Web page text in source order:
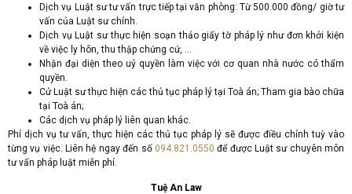
Dịch vụ Luật sư tư vấn trực tiếp tại văn phòng: Từ 500.000 đồng/ giờ tư
vấn của Luật sư chính.
Dịch vụ Luật sư thực hiện soạn thảo giấy tờ pháp lý như đơn khởi kiện
về việc ly hôn, thu thập chứng cứ, …
Nhận đại diện theo uỷ quyền làm việc với cơ quan nhà nước có thẩm
quyền.
Cử Luật sư thực hiện các thủ tục pháp lý tại Toà án; Tham gia bào chữa
tại Toà án;
Các dịch vụ pháp lý liên quan khác.
Phí dịch vụ tư vấn, thực hiện các thủ tục pháp lý sẽ được điều chỉnh tuỳ vào
từng vụ việc. Liên hệ ngay đến số 094.821.0550 để được Luật sư chuyên môn
tư vấn pháp luật miễn phí.
Tuệ An Law